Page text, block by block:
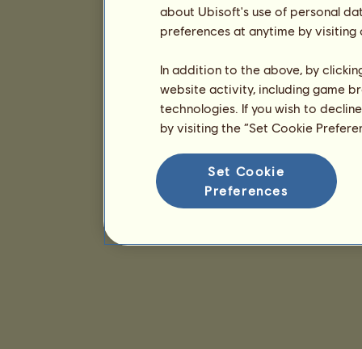
about Ubisoft's use of personal
preferences at anytime by
In addition to the above, by
website activity, including game
technologies. If you wish to
by visiting the “Set Cookie
Set Cookie
Preferences